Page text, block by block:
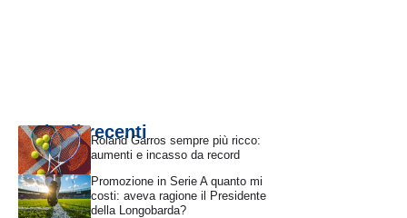
Articoli recentiRoland Garros sempre più ricco:
aumenti e incasso da record
Promozione in Serie A quanto mi
costi: aveva ragione il Presidente
della Longobarda?